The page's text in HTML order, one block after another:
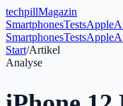
techpillMagazin
SmartphonesTestsApple
SmartphonesTestsApple
Start/Artikel
Analyse